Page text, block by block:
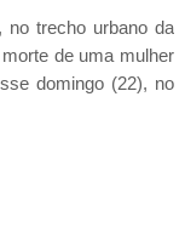
no trecho urbano da
de uma mulher
domingo (22), no